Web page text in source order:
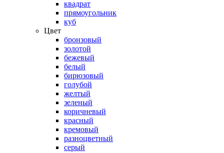
квадрат
прямоугольник
куб
Цвет
бронзовый
золотой
бежевый
белый
бирюзовый
голубой
желтый
зеленый
коричневый
красный
кремовый
разноцветный
серый